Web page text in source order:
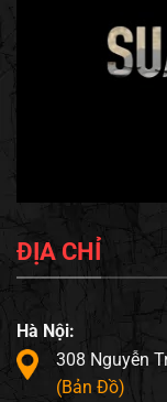
ĐỊA CHỈ
Hà Nội:
308 Nguyễn
(Bản Đồ)